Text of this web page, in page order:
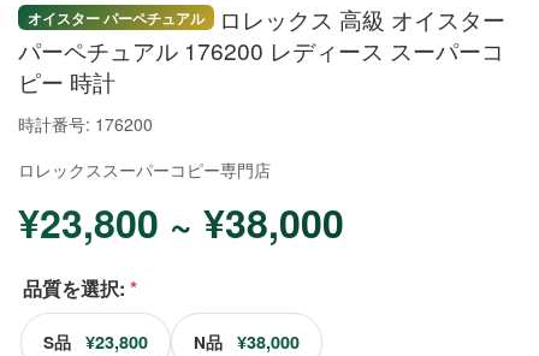
オイスター パーペチュアル
ロレックス 高級 オイスター
パーペチュアル 176200 レディース スーパーコ
ピー 時計
時計番号: 176200
ロレックススーパーコピー専門店
¥23,800 ~ ¥38,000
品質を選択: *
S品 ¥23,800 N品 ¥38,000